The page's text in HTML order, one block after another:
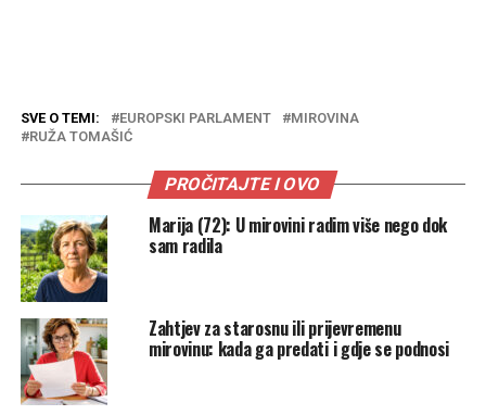
SVE O TEMI: EUROPSKI PARLAMENT
MIROVINA
RUŽA TOMAŠIĆ
PROČITAJTE I OVO
Marija (72): U mirovini radim više nego dok
sam radila
Zahtjev za starosnu ili prijevremenu
mirovinu: kada ga predati i gdje se podnosi